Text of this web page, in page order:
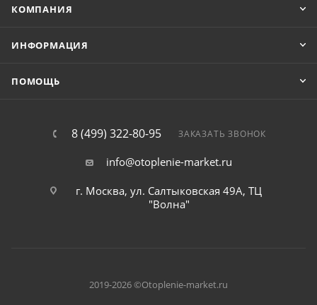
КОМПАНИЯ
ИНФОРМАЦИЯ
ПОМОЩЬ
8 (499) 322-80-95 ЗАКАЗАТЬ ЗВОНОК
info@otoplenie-market.ru
г. Москва, ул. Салтыковская 49А, ТЦ
"Волна"
2019-2026 ©Otoplenie-market.ru